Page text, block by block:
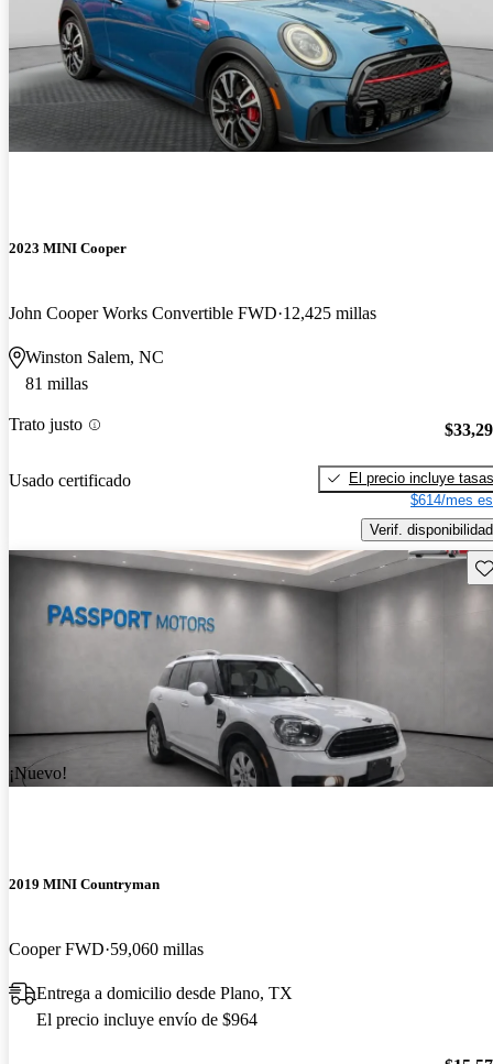
2023 MINI Cooper
John Cooper Works Convertible FWD 12,425 millas
Winston Salem, NC
81 millas
Trato justo
Usado certificado
El precio incluye tasas
$614/mes
Verif. disponibilidad
¡Nuevo!
2019 MINI Countryman
Cooper FWD 59,060 millas
Entrega a domicilio desde Plano, TX
El precio incluye envío de $964